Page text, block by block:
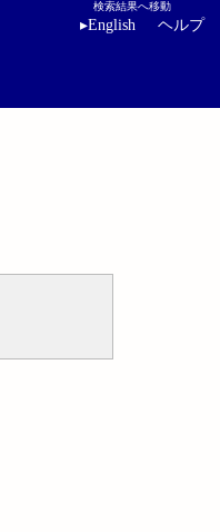
検索結果へ移動
▸English ヘルプ